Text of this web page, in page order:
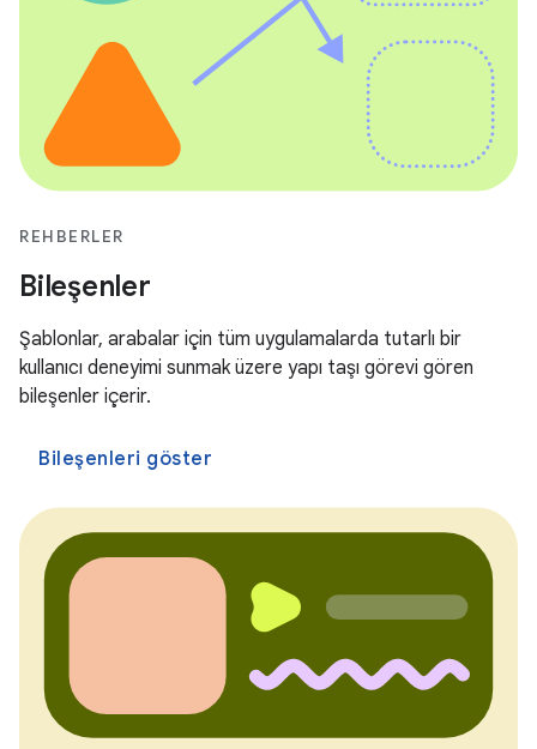
REHBERLER
Bileşenler
Şablonlar, arabalar için tüm uygulamalarda tutarlı bir
kullanıcı deneyimi sunmak üzere yapı taşı görevi gören
bileşenler içerir.
Bileşenleri göster